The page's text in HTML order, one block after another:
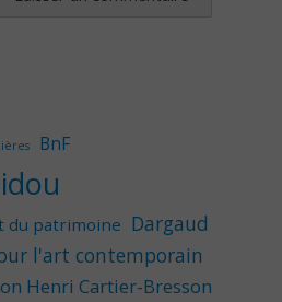
BnF
du patrimoine Dargaud
l'art contemporain
Henri Cartier-Bresson